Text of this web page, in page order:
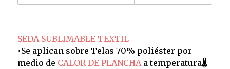
SEDA SUBLIMABLE TEXTIL
•Se aplican sobre Telas 70% poliéster por
medio de CALOR DE PLANCHA a temperatura🌡️